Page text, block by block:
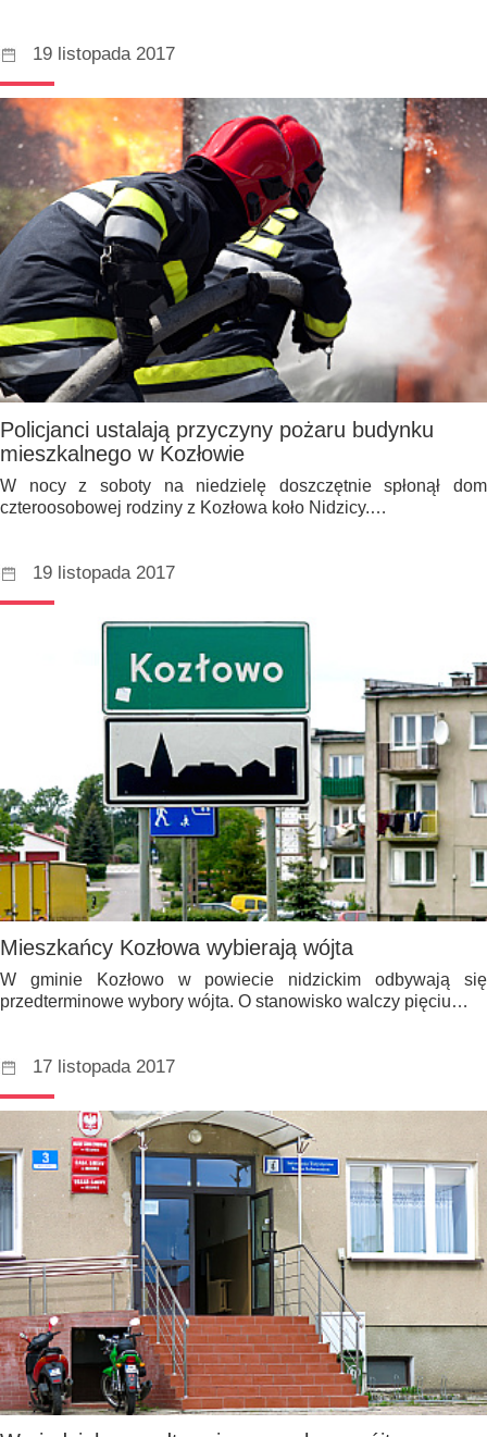
19 listopada 2017
Policjanci ustalają przyczyny pożaru budynku
mieszkalnego w Kozłowie
W nocy z soboty na niedzielę doszczętnie spłonął dom
czteroosobowej rodziny z Kozłowa koło Nidzicy.…
19 listopada 2017
Mieszkańcy Kozłowa wybierają wójta
W gminie Kozłowo w powiecie nidzickim odbywają się
przedterminowe wybory wójta. O stanowisko walczy pięciu…
17 listopada 2017